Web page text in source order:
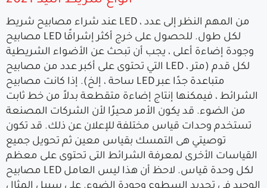
عند شراء مصابيح شريط LED ، من المهم النظر إلى عدد
مصابيح LED لكل طول. للحصول على خرج أكثر إشراقًا
وجودة إضاءة أعلى ، يجب أن تبحث عن الأضواء الشريطية
التي تحتوى على أكبر عدد من مصابيح LED لكل قدم (متر ،
ساحة ، إلخ). إذا كانت مصابيح LED متباعدة جدًا عبر
الشرائط ، فيمكنها إنتاج إضاءة متقطعة بدلاً من خط ثابت
من الضوء. قد يكون الأمر محيرًا لأن الشركات المصنعة
تستخدم وحدات قياس مختلفة للإعلان عن ذلك. قد تكون
توصيتي هى التمسك بقياس معين ثم تحويل جميع
القياسات الأخرى لمعرفة الشرائط التى تحتوى على معظم
مصابيح LED لكل وحدة قياس. لاحظ أن هذا ليس العامل